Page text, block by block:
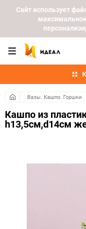
Cайт использует
Вазы. Кашпо. Горшки
Кашпо из
h13,5см,d14см